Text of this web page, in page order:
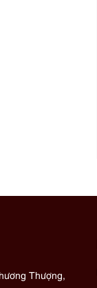
Thượng,